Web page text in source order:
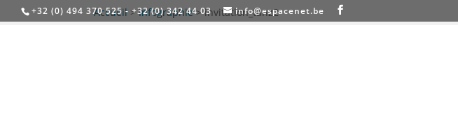
+32 (0) 494 370 525 - +32 (0) 342 44 03 info@espacenet.be
Accueil>Infographie>invitation_tanz2